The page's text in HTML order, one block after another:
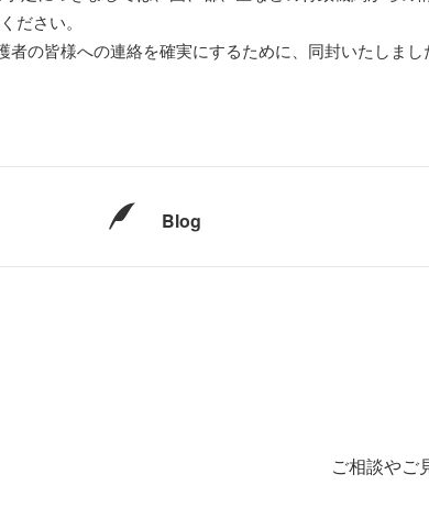
ださい。
者の皆様への連絡を確実にするために、同封いたしま
Blog
ご相談やご